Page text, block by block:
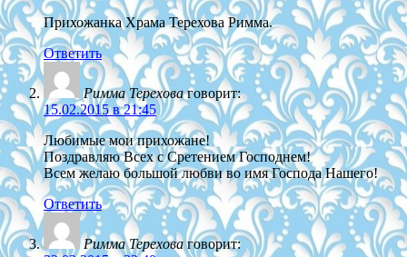
Прихожанка Храма Терехова Римма.
Ответить
Римма Терехова говорит:
15.02.2015 в 21:45
Любимые мои прихожане!
Поздравляю Всех с Сретением Господнем!
Всем желаю большой любви во имя Господа Нашего!
Ответить
Римма Терехова говорит: